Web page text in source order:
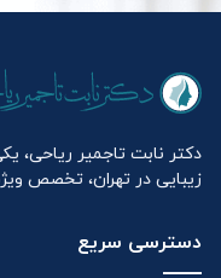
دکتر نابت تاجمیر
زیبایی در تهران، تخصص
دسترسی سریع